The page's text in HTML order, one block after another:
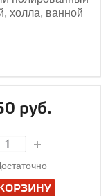
холла, ванной
руб.
Достаточно